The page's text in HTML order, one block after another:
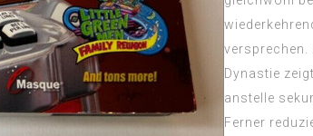
versprechen.
Dynastie
anstelle
Ferner